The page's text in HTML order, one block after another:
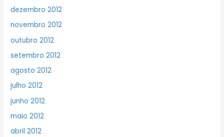
dezembro 2012
novembro 2012
outubro 2012
setembro 2012
agosto 2012
julho 2012
junho 2012
maio 2012
abril 2012